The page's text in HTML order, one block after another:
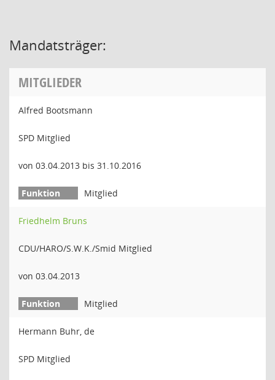
Mandatsträger:
MITGLIEDER
Alfred Bootsmann
SPD Mitglied
von 03.04.2013 bis 31.10.2016
Mitglied
Friedhelm Bruns
CDU/HARO/S.W.K./Smid Mitglied
von 03.04.2013
Mitglied
Hermann Buhr, de
SPD Mitglied